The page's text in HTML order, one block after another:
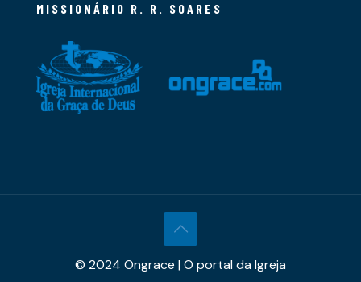
MISSIONÁRIO R. R. SOARES
© 2024 Ongrace | O portal da Igreja